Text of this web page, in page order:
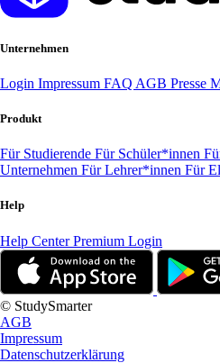
Unternehmen
Login Impressum FAQ AGB Presse
Produkt
Für Studierende Für Schüler*innen
Unternehmen Für Lehrer*innen Für
Help
Help CenterPremium Login
© StudySmarter
AGB
Impressum
Datenschutzerklärung